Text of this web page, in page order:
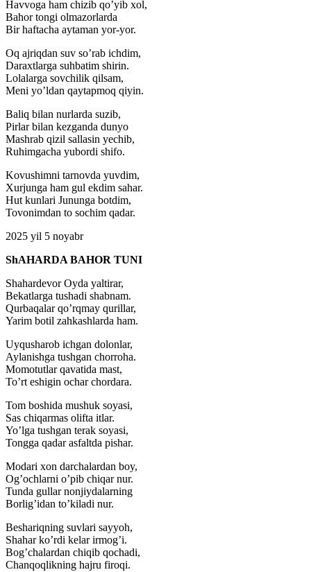
Havvoga ham chizib qo’yib xol,
Bahor tongi olmazorlarda
Bir haftacha aytaman yor-yor.
Oq ajriqdan suv so’rab ichdim,
Daraxtlarga suhbatim shirin.
Lolalarga sovchilik qilsam,
Meni yo’ldan qaytapmoq qiyin.
Baliq bilan nurlarda suzib,
Pirlar bilan kezganda dunyo
Mashrab qizil sallasin yechib,
Ruhimgacha yubordi shifo.
Kovushimni tarnovda yuvdim,
Xurjunga ham gul ekdim sahar.
Hut kunlari Jununga botdim,
Tovonimdan to sochim qadar.
2025 yil 5 noyabr
ShAHARDA BAHOR TUNI
Shahardevor Oyda yaltirar,
Bekatlarga tushadi shabnam.
Qurbaqalar qo’rqmay qurillar,
Yarim botil zahkashlarda ham.
Uyqusharob ichgan dolonlar,
Aylanishga tushgan chorroha.
Momotutlar qavatida mast,
To’rt eshigin ochar chordara.
Tom boshida mushuk soyasi,
Sas chiqarmas olifta itlar.
Yo’lga tushgan terak soyasi,
Tongga qadar asfaltda pishar.
Modari xon darchalardan boy,
Og’ochlarni o’pib chiqar nur.
Tunda gullar nonjiydalarning
Borlig’idan to’kiladi nur.
Beshariqning suvlari sayyoh,
Shahar ko’rdi kelar irmog’i.
Bog’chalardan chiqib qochadi,
Chanqoqlikning hajru firoqi.